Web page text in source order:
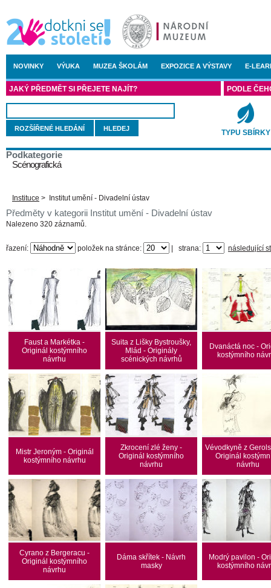
NOVINKY VÝUKA MUZEA ŠKOLÁM EXPOZICE A VÝSTAVY E-
JAKÝ PŘEDMĚT SI PŘEJETE NAJÍT?
ROZŠÍŘENÉ HLEDÁNÍ
PODLE
TYPU SBÍRKY
Podkategorie
Scénografická
Instituce > Institut umění - Divadelní ústav
Předměty v kategorii Institut umění - Divadelní ústav
Nalezeno 320 záznamů.
řazení: položek na stránce: strana: následující
Faust a Markétka -
Originál kostýmního
návrhu
Suita z Lišky Bystroušky,
Mlád - Originály
scénických návrhů
Dvanáctá noc -
kostýmního
Mistr Jeroným - Originál
kostýmního návrhu
Zkrocení zlé ženy -
Originál kostýmního
návrhu
Vévodkyně z
Originál
návrhu
Cyrano z Bergeracu -
Originál kostýmního
návrhu
Dáma skřítek - Návrh
masky
Modrý pavilon -
kostýmního